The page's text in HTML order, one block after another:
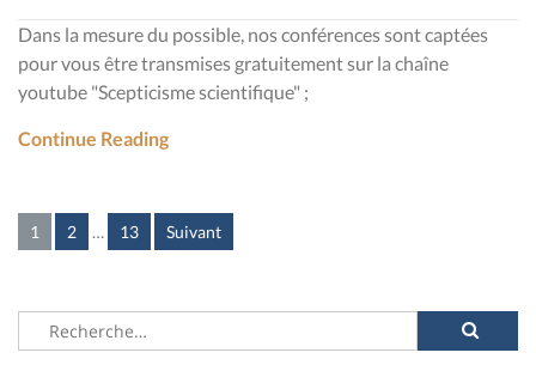
Dans la mesure du possible, nos conférences sont captées
pour vous être transmises gratuitement sur la chaîne
youtube "Scepticisme scientifique" ;
Continue Reading
Posts
1 2 … 13 Suivant
Rechercher :